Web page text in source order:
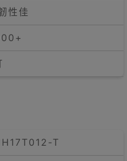
性佳
T